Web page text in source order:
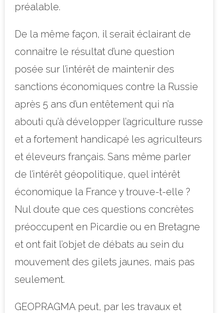
préalable.
De la même façon, il serait éclairant de
connaitre le résultat d’une question
posée sur l’intérêt de maintenir des
sanctions économiques contre la Russie
après 5 ans d’un entêtement qui n’a
abouti qu’à développer l’agriculture russe
et a fortement handicapé les agriculteurs
et éleveurs français. Sans même parler
de l’intérêt géopolitique, quel intérêt
économique la France y trouve-t-elle ?
Nul doute que ces questions concrètes
préoccupent en Picardie ou en Bretagne
et ont fait l’objet de débats au sein du
mouvement des gilets jaunes, mais pas
seulement.
GEOPRAGMA peut, par les travaux et